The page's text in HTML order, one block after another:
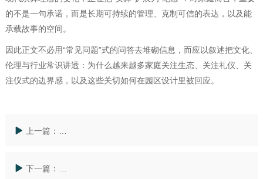
的不是一句承诺，而是长期可持续的管理、克制可信的表达，以及能
承载故事的空间。
因此正文不必用“常见问题”式的问答去堆砌信息，而应以叙述把文化、
伦理与行业常识讲透：为什么越来越多家庭关注生态、关注礼仪、关
注仪式的边界感，以及这些关切如何在园区设计里被回应。
上一篇： 「上海墓地价格表2024年」与安吉龙山源人文纪念园：
下一篇： 「上海市玫瑰园公墓价格」与更近的选择：丘陵竹林环